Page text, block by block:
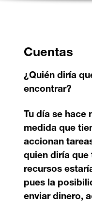
Cuentas
¿Quién diría
encontrar?
Tu día se hace
medida que
accionan
quien diría
recursos
pues la
enviar dinero,